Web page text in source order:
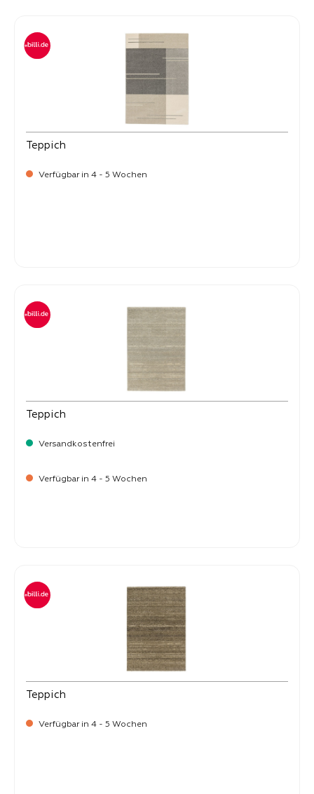
Teppich
Verfügbar in 4 - 5 Wochen
Teppich
Versandkostenfrei
Verfügbar in 4 - 5 Wochen
Teppich
Verfügbar in 4 - 5 Wochen